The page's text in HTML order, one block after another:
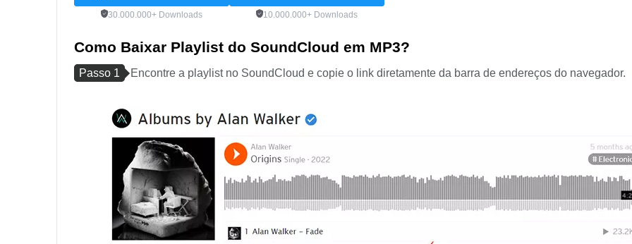
30.000.000+ Downloads 10.000.000+ Downloads
Como Baixar Playlist do SoundCloud em MP3?
Passo 1 Encontre a playlist no SoundCloud e copie o link diretamente da barra de endereços do navegador.